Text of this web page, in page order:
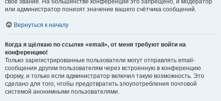
своё звание. На большинстве конференций это запрещено, и модератор
или администратор понизят значение вашего счётчика сообщений.
Вернуться к началу
Когда я щёлкаю по ссылке «email», от меня требуют войти на
конференцию!
Только зарегистрированные пользователи могут отправлять email-
сообщения другим пользователям через встроенную в конференцию
форму, и только если администратор включил такую возможность. Это
сделано для того, чтобы предотвратить злоупотребления почтовой
системой анонимными пользователями.